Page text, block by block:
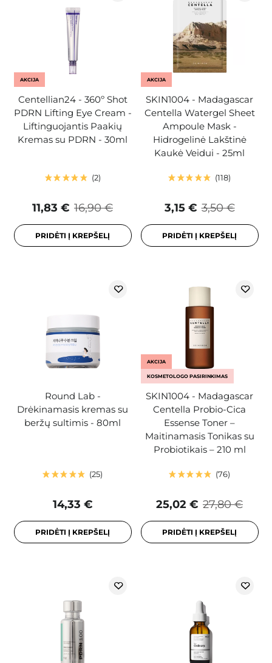
AKCIJA
Centellian24 - 360º Shot
PDRN Lifting Eye Cream -
Liftinguojantis Paakių
Kremas su PDRN - 30ml
2
16,90 €
11,83 €
PRIDĖTI Į KREPŠELĮ
AKCIJA
SKIN1004 - Madagascar
Centella Watergel Sheet
Ampoule Mask -
Hidrogelinė Lakštinė
Kaukė Veidui - 25ml
118
3,50 €
3,15 €
PRIDĖTI Į KREPŠELĮ
Round Lab -
Drėkinamasis kremas su
beržų sultimis - 80ml
25
14,33 €
PRIDĖTI Į KREPŠELĮ
AKCIJA
KOSMETOLOGO PASIRINKIMAS
SKIN1004 - Madagascar
Centella Probio-Cica
Essense Toner –
Maitinamasis Tonikas su
Probiotikais – 210 ml
76
27,80 €
25,02 €
PRIDĖTI Į KREPŠELĮ